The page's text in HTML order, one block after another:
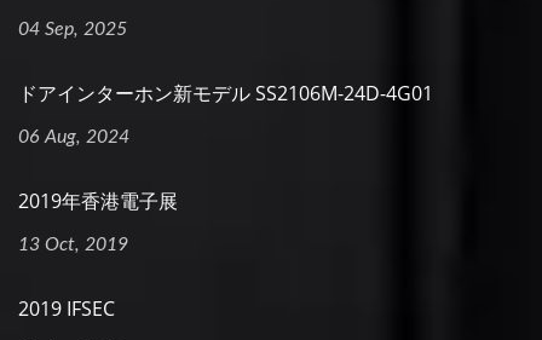
04 Sep, 2025
ドアインターホン新モデル SS2106M-24D-4G01
06 Aug, 2024
2019年香港電子展
13 Oct, 2019
2019 IFSEC